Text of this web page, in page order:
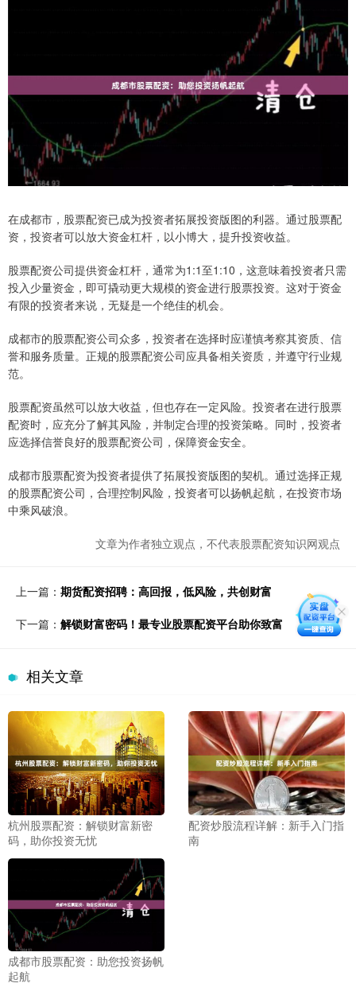
在成都市，股票配资已成为投资者拓展投资版图的利器。通过股票配
资，投资者可以放大资金杠杆，以小博大，提升投资收益。
股票配资公司提供资金杠杆，通常为1:1至1:10，这意味着投资者只需
投入少量资金，即可撬动更大规模的资金进行股票投资。这对于资金
有限的投资者来说，无疑是一个绝佳的机会。
成都市的股票配资公司众多，投资者在选择时应谨慎考察其资质、信
誉和服务质量。正规的股票配资公司应具备相关资质，并遵守行业规
范。
股票配资虽然可以放大收益，但也存在一定风险。投资者在进行股票
配资时，应充分了解其风险，并制定合理的投资策略。同时，投资者
应选择信誉良好的股票配资公司，保障资金安全。
成都市股票配资为投资者提供了拓展投资版图的契机。通过选择正规
的股票配资公司，合理控制风险，投资者可以扬帆起航，在投资市场
中乘风破浪。
文章为作者独立观点，不代表股票配资知识网观点
上一篇： 期货配资招聘：高回报，低风险，共创财富
下一篇： 解锁财富密码！最专业股票配资平台助你致富
相关文章
杭州股票配资：解锁财富新密
码，助你投资无忧
配资炒股流程详解：新手入门指
南
成都市股票配资：助您投资扬帆
起航